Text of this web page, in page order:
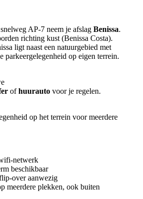
AP-7 neem je afslagBenissa.
richting kust (Benissa Costa).
ligt naast een natuurgebied met
parkeergelegenheid op eigen terrein.
ofhuurauto voor je regelen.
op het terrein voor meerdere
netwerk
beschikbaar
over aanwezig
meerdere plekken, ook buiten